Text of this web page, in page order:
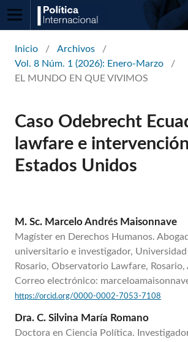
Inicio / Archivos
/
Vol. 8 Núm. 1 (2026): Enero-Marzo
/
EL MUNDO EN QUE VIVIMOS
Caso Odebrecht
lawfare e
Estados Unidos
M. Sc. Marcelo Andrés Maisonnave
Magíster en Derechos Humanos.
universitario e investigador,
Rosario, Observatorio Lawfare, Rosario,
Correo electrónico:
https://orcid.org/0000-0002-7053-7108
Dra. C. Silvina María Romano
Doctora en Ciencia Política.